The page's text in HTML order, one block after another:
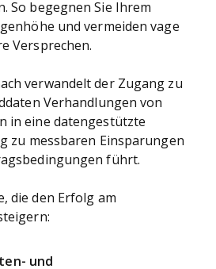
So begegnen Sie Ihrem
und vermeiden vage
Versprechen.
verwandelt der Zugang zu
Verhandlungen von
in eine datengestützte
zu messbaren Einsparungen
führt.
die den Erfolg am
und